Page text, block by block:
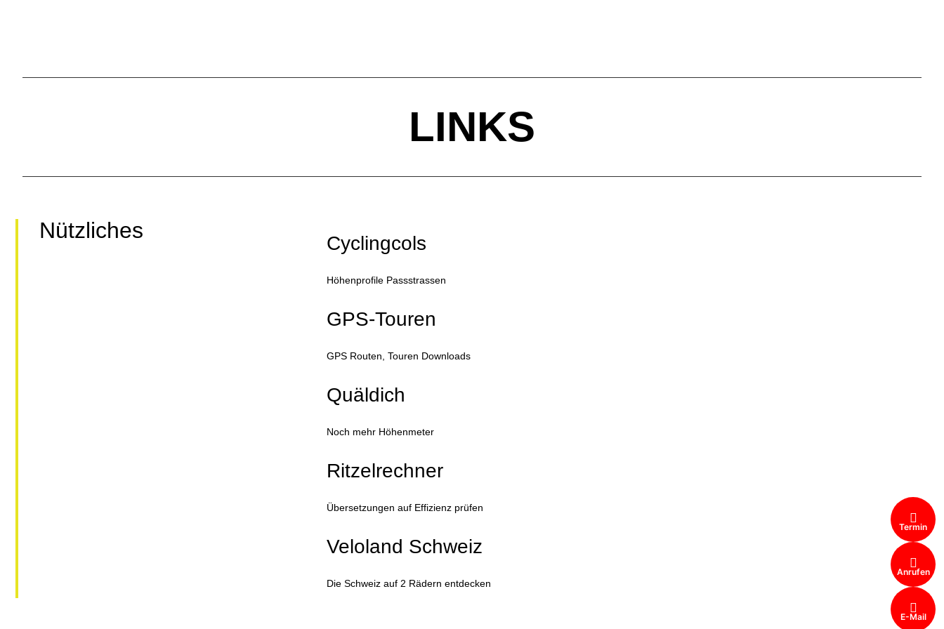
LINKS
Nützliches
Cyclingcols
Höhenprofile Passstrassen
GPS-Touren
GPS Routen, Touren Downloads
Quäldich
Noch mehr Höhenmeter
Ritzelrechner
Übersetzungen auf Effizienz prüfen
Veloland Schweiz
Die Schweiz auf 2 Rädern entdecken
Termin
Anrufen
E-Mail